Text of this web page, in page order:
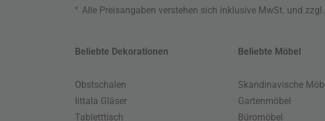
* Alle Preisangaben verstehen sich inklusive MwSt. und
Beliebte Dekorationen
Obstschalen
Iittala Gläser
Tabletttisch
Beliebte Möbel
Skandinavische
Gartenmöbel
Büromöbel